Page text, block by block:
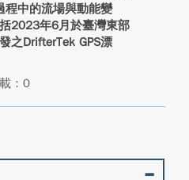
程中的流場與動能變
2023年6月於臺灣東部
之DrifterTek GPS漂
：0